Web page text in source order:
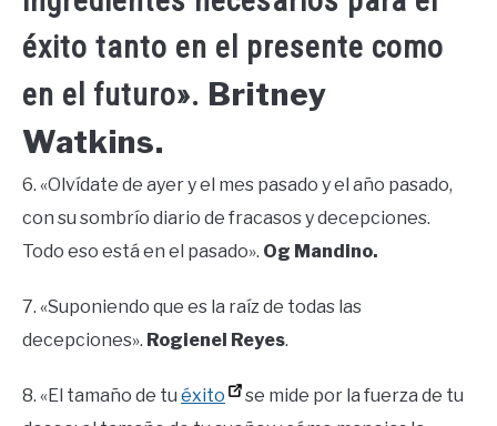
éxito tanto en el presente como
en el futuro». Britney
Watkins.
6. «Olvídate de ayer y el mes pasado y el año pasado,
con su sombrío diario de fracasos y decepciones.
Todo eso está en el pasado». Og Mandino.
7. «Suponiendo que es la raíz de todas las
decepciones». Rogienel Reyes.
8. «El tamaño de tu éxito
se mide por la fuerza de tu